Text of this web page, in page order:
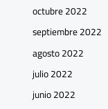
octubre 2022
septiembre 2022
agosto 2022
julio 2022
junio 2022